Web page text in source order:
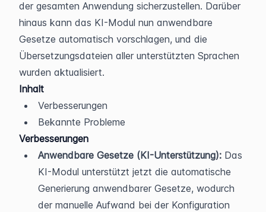
der gesamten Anwendung sicherzustellen. Darüber
hinaus kann das KI-Modul nun anwendbare
Gesetze automatisch vorschlagen, und die
Übersetzungsdateien aller unterstützten Sprachen
wurden aktualisiert.
Inhalt
Verbesserungen
Bekannte Probleme
Verbesserungen
Anwendbare Gesetze (KI-Unterstützung): Das
KI-Modul unterstützt jetzt die automatische
Generierung anwendbarer Gesetze, wodurch
der manuelle Aufwand bei der Konfiguration